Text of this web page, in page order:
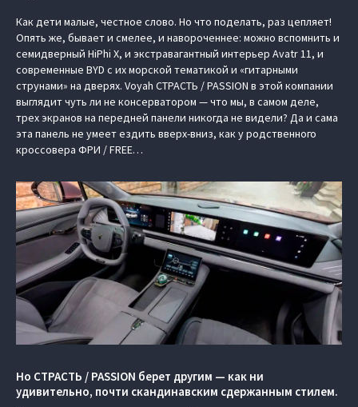
Как дети малые, честное слово. Но что поделать, раз цепляет!
Опять же, бывает и смелее, и навороченнее: можно вспомнить и
семидверный HiPhi X, и экстравагантный интерьер Avatr 11, и
современные BYD с их морской тематикой и «гитарными
струнами» на дверях. Voyah СТРАСТЬ / PASSION в этой компании
выглядит чуть ли не консерватором — что мы, в самом деле,
трех экранов на передней панели никогда не видели? Да и сама
эта панель не умеет ездить вверх-вниз, как у родственного
кроссовера ФРИ / FREE…
Но СТРАСТЬ / PASSION берет другим — как ни
удивительно, почти скандинавским сдержанным стилем.